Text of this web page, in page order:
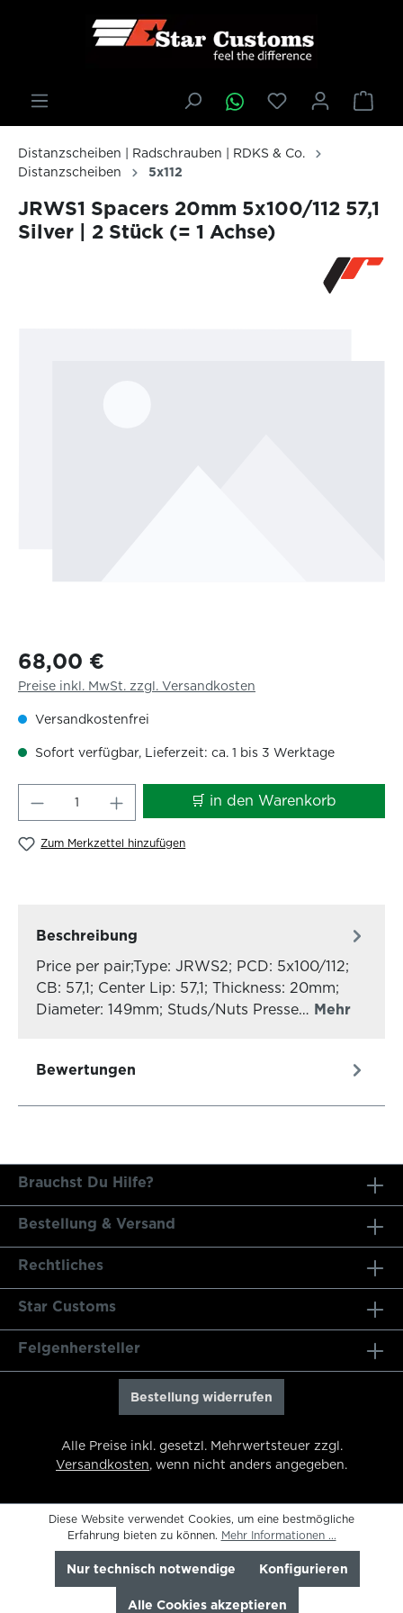
springen
Distanzscheiben | Radschrauben | RDKS & Co.
Distanzscheiben
5x112
JRWS1 Spacers 20mm 5x100/112 57,1
Silver | 2 Stück (= 1 Achse)
68,00 €
Preise inkl. MwSt. zzgl. Versandkosten
Versandkostenfrei
Sofort verfügbar, Lieferzeit: ca. 1 bis 3 Werktage
Produkt Anzahl: Gib den🛒 in den Warenkorb
Zum Merkzettel hinzufügen
Beschreibung
Price per pair;Type: JRWS2; PCD: 5x100/112;
CB: 57,1; Center Lip: 57,1; Thickness: 20mm;
Diameter: 149mm; Studs/Nuts Presse… Mehr
Bewertungen
Brauchst Du Hilfe?
Bestellung & Versand
Rechtliches
Star Customs
Felgenhersteller
Bestellung widerrufen
Alle Preise inkl. gesetzl. Mehrwertsteuer zzgl.
Versandkosten, wenn nicht anders angegeben.
Diese Website verwendet Cookies, um eine bestmögliche
Erfahrung bieten zu können. Mehr Informationen ...
Nur technisch notwendige Konfigurieren
Alle Cookies akzeptieren